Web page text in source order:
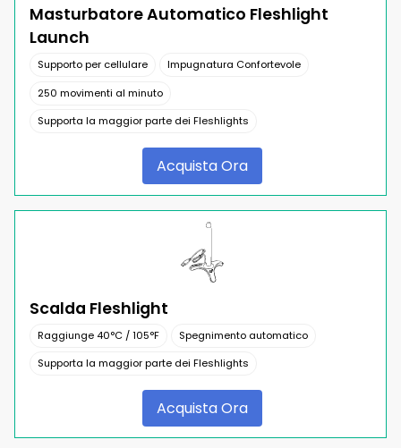
Masturbatore Automatico Fleshlight
Launch
Supporto per cellulare
Impugnatura Confortevole
250 movimenti al minuto
Supporta la maggior parte dei Fleshlights
Acquista Ora
Scalda Fleshlight
Raggiunge 40°C / 105°F
Spegnimento automatico
Supporta la maggior parte dei Fleshlights
Acquista Ora